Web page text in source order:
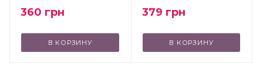
360 грн
В КОРЗИНУ
379 грн
В КОРЗИНУ